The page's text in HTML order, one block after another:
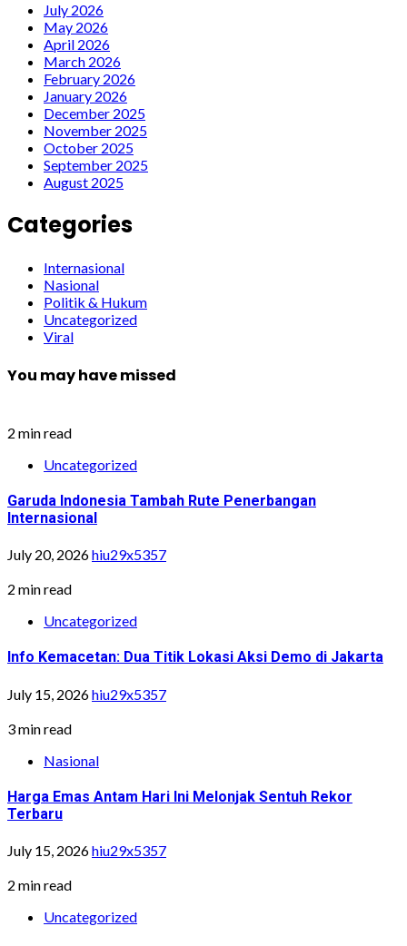
July 2026
May 2026
April 2026
March 2026
February 2026
January 2026
December 2025
November 2025
October 2025
September 2025
August 2025
Categories
Internasional
Nasional
Politik & Hukum
Uncategorized
Viral
You may have missed
2 min read
Uncategorized
Garuda Indonesia Tambah Rute Penerbangan
Internasional
July 20, 2026hiu29x5357
2 min read
Uncategorized
Info Kemacetan: Dua Titik Lokasi Aksi Demo di Jakarta
July 15, 2026hiu29x5357
3 min read
Nasional
Harga Emas Antam Hari Ini Melonjak Sentuh Rekor
Terbaru
July 15, 2026hiu29x5357
2 min read
Uncategorized